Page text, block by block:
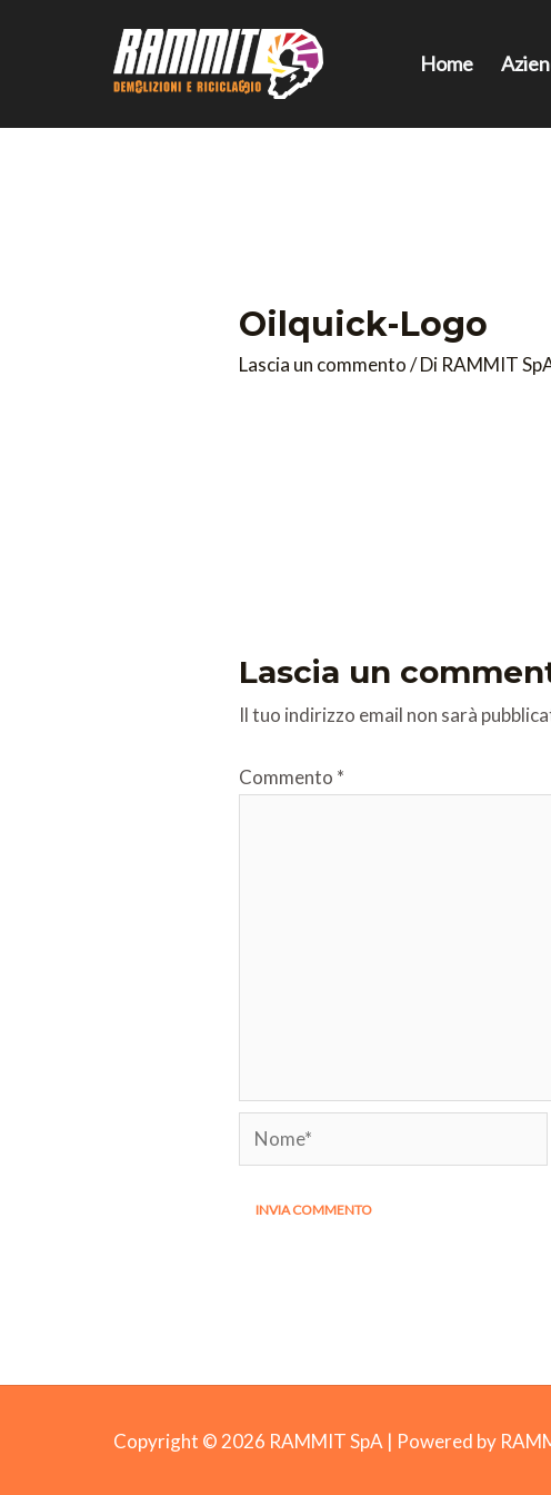
Home
Oilquick-Logo
Lascia un commento / Di RAMMIT
Lascia un
Il tuo indirizzo email non sarà
Commento *
Nome*
Copyright © 2026 RAMMIT SpA | Powered by